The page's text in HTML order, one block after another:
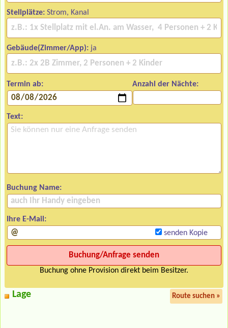
Stellplätze: Strom, Kanal
Gebäude(Zimmer/App): ja
Termin ab: Anzahl der Nächte:
Text:
Buchung Name:
Ihre E-Mail:
senden Kopie
Buchung ohne Provision direkt beim Besitzer.
Lage Route suchen »